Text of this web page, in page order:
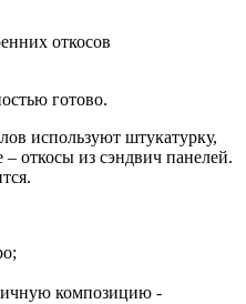
откосов
готово.
используют штукатурку,
откосы из сэндвич панелей.
композицию -